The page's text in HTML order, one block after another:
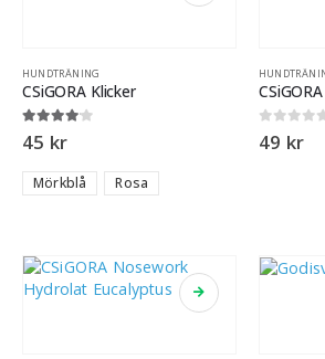
HUNDTRÄNING
CSiGORA Klicker
4.00 out of 5
45 kr
Mörkblå Rosa
0out of 5
49 kr